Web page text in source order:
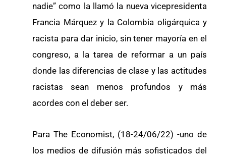
nadie” como la llamó la nueva vicepresidenta
Francia Márquez y la Colombia oligárquica y
racista para dar inicio, sin tener mayoría en el
congreso, a la tarea de reformar a un país
donde las diferencias de clase y las actitudes
racistas sean menos profundos y más
acordes con el deber ser.
Para The Economist, (18-24/06/22) -uno de
los medios de difusión más sofisticados del